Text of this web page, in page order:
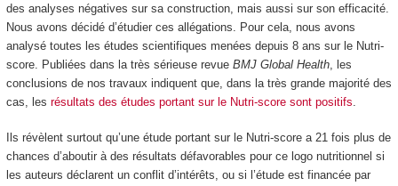
des analyses négatives sur sa construction, mais aussi sur son efficacité.
Nous avons décidé d’étudier ces allégations. Pour cela, nous avons
analysé toutes les études scientifiques menées depuis 8 ans sur le Nutri-
score. Publiées dans la très sérieuse revue BMJ Global Health, les
conclusions de nos travaux indiquent que, dans la très grande majorité des
cas, les résultats des études portant sur le Nutri-score sont positifs
Ils révèlent surtout qu’une étude portant sur le Nutri-score a 21 fois plus de
chances d’aboutir à des résultats défavorables pour ce logo nutritionnel si
les auteurs déclarent un conflit d’intérêts, ou si l’étude est financée par